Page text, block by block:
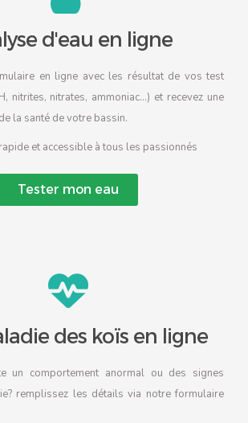
d'eau en ligne
en ligne avec les résultat de vos test
nitrites, nitrates, ammoniac...) et recevez une
la santé de votre bassin.
et accessible à tous les passionnés
Tester mon eau
des koïs en ligne
un comportement anormal ou des signes
remplissez les détails via notre formulaire